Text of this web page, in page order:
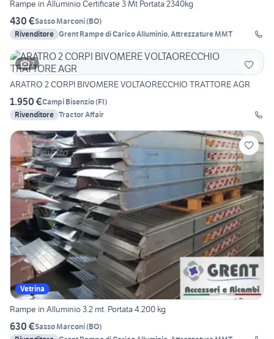
Rampe in Alluminio Certificate 3 Mt Portata 2340kg
430 €Sasso Marconi(BO)
Rivenditore Grent Rampe di Carico Alluminio, Attrezzature MMT
7
ARATRO 2 CORPI BIVOMERE VOLTAORECCHIO TRATTORE AGR
1.950 €Campi Bisenzio(FI)
Rivenditore Tractor Affair
Vetrina
Rampe in Alluminio 3.2 mt. Portata 4.200 kg
630 €Sasso Marconi(BO)